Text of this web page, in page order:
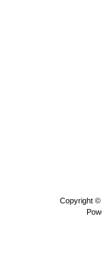
Copyright